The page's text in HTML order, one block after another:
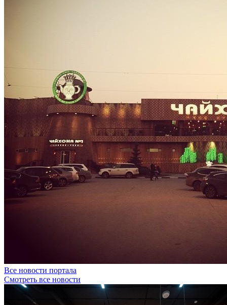
Все новости портала
Смотреть все новости